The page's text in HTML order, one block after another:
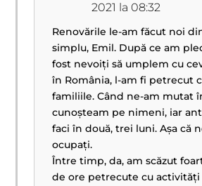
2021 la 08:32
Renovările le-am făcut noi
simplu, Emil. După ce am
fost nevoiți să umplem cu
în România, l-am fi petrecut
familiile. Când ne-am mutat
cunoșteam pe nimeni, iar
faci în două, trei luni. Așa că
ocupați.
Între timp, da, am scăzut
de ore petrecute cu activități